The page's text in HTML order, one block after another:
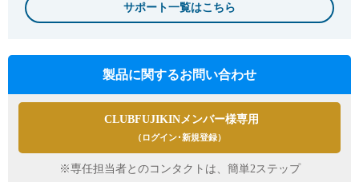
サポート一覧はこちら
製品に関するお問い合わせ
CLUBFUJIKINメンバー様専用
（ログイン･新規登録）
※専任担当者とのコンタクトは、簡単2ステップ